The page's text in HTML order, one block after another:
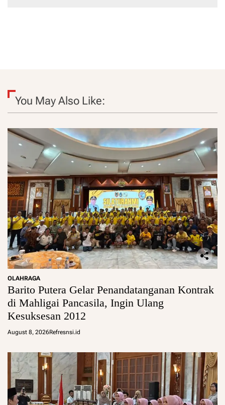
You May Also Like:
OLAHRAGA
Barito Putera Gelar Penandatanganan Kontrak
di Mahligai Pancasila, Ingin Ulang
Kesuksesan 2012
August 8, 2026Refresnsi.id